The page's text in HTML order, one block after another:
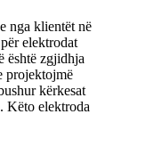
nga klientët në
elektrodat
është zgjidhja
projektojmë
kërkesat
Këto elektroda